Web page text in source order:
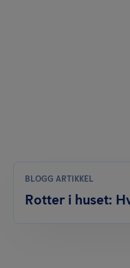
BLOGG ARTIKKEL
Rotter i huset: